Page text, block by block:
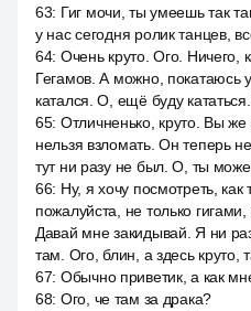
63: Гиг мочи, ты умеешь так
у нас сегодня ролик танцев,
64: Очень круто. Ого. Ничего,
Гегамов. А можно, покатаюсь
катался. О, ещё буду
65: Отличненько, круто. Вы же
нельзя взломать. Он теперь
тут ни разу не был. О, ты
66: Ну, я хочу посмотреть, как
пожалуйста, не только
Давай мне закидывай. Я ни
там. Ого, блин, а здесь круто,
67: Обычно приветик, а как
68: Ого, че там за драка?